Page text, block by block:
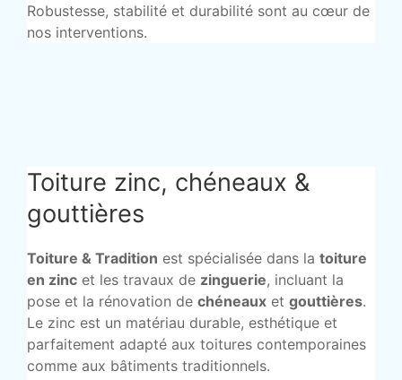
Robustesse, stabilité et durabilité sont au cœur de
nos interventions.
Toiture zinc, chéneaux &
gouttières
Toiture & Tradition est spécialisée dans la toiture
en zinc et les travaux de zinguerie, incluant la
pose et la rénovation de chéneaux et gouttières.
Le zinc est un matériau durable, esthétique et
parfaitement adapté aux toitures contemporaines
comme aux bâtiments traditionnels.